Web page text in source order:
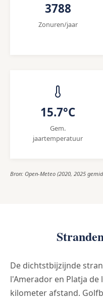
3788
Zonuren/jaar
15.7°C
Gem.
jaartemperatuur
Bron: Open-Meteo (2020, 2025
De dichtstbijzijnde
l'Amerador en Platja de
kilometer afstand.